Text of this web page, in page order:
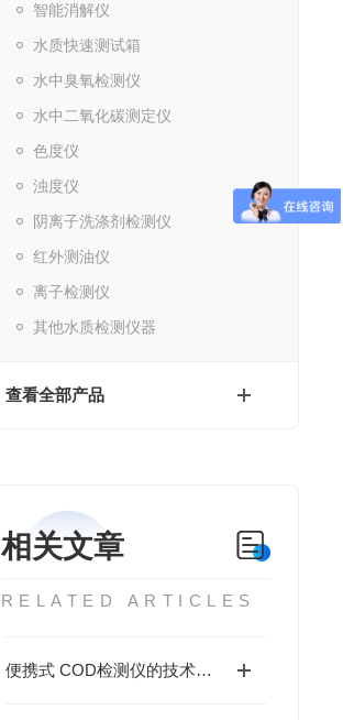
智能消解仪
水质快速测试箱
水中臭氧检测仪
水中二氧化碳测定仪
色度仪
浊度仪
阴离子洗涤剂检测仪
红外测油仪
离子检测仪
其他水质检测仪器
查看全部产品
相关文章
RELATED ARTICLES
便携式 COD检测仪的技术优势